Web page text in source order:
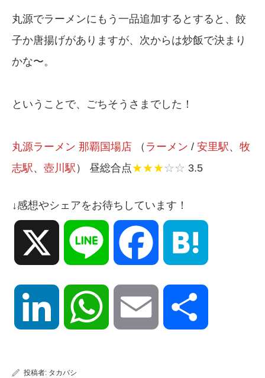
丸源でラーメンにもう一品追加するとすると、餃
子か唐揚げがありますが、次からは炒飯で決まり
かな〜。
ということで、ごちそうさまでした！
丸源ラーメン 那覇国場店 （ ラーメン / 安里駅、 牧
志駅、 壺川駅 ） 昼総合点★★★☆☆ 3.5
↓感想やシェアをお待ちしています！
Line Facebook
LinkedIn WhatsApp Email
投稿者: タカバシ